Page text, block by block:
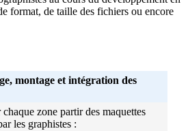
format, de taille des fichiers ou encore
montage et intégration des
zone partir des maquettes
les graphistes :